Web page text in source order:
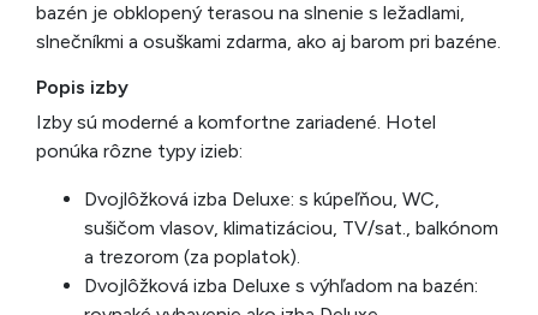
bazén je obklopený terasou na slnenie s ležadlami,
slnečníkmi a osuškami zdarma, ako aj barom pri bazéne.
Popis izby
Izby sú moderné a komfortne zariadené. Hotel
ponúka rôzne typy izieb:
Dvojlôžková izba Deluxe: s kúpeľňou, WC,
sušičom vlasov, klimatizáciou, TV/sat., balkónom
a trezorom (za poplatok).
Dvojlôžková izba Deluxe s výhľadom na bazén: